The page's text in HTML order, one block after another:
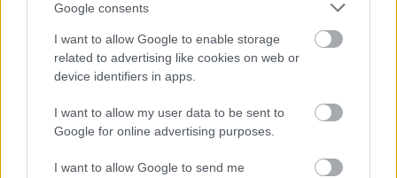
Google consents
I want to allow Google to enable storage
related to advertising like cookies on web or
device identifiers in apps.
I want to allow my user data to be sent to
Google for online advertising purposes.
I want to allow Google to send me
ZÁHRADA